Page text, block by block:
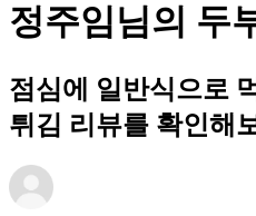
정주임님의 두
점심에 일반식으로
튀김 리뷰를 확인해